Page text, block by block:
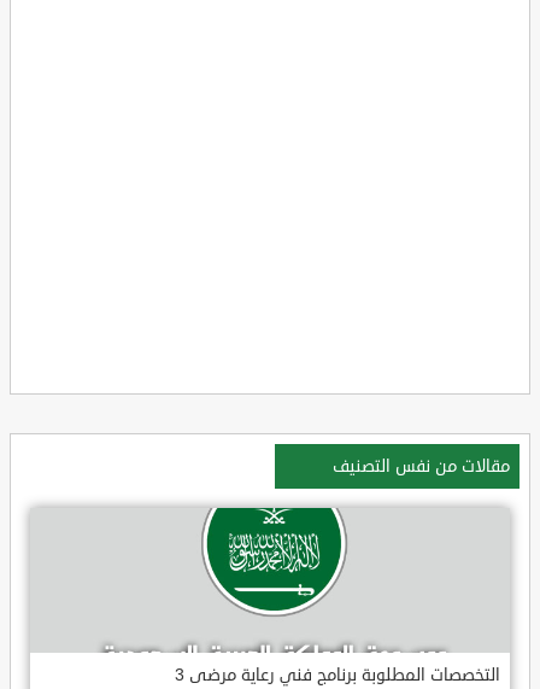
مقالات من نفس التصنيف
التخصصات المطلوبة برنامج فني رعاية مرضى 3